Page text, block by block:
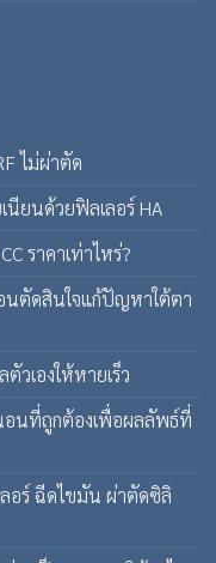
ไม่ผ่าตัด
ยนด้วยฟิลเลอร์ HA
ราคาเท่าไหร่?
นตัดสินใจแก้ปัญหาใต้ตา
เองให้หายเร็ว
นที่ถูกต้องเพื่อผลลัพธ์ที่
อร์ ฉีดไขมัน ผ่าตัดซิลิ